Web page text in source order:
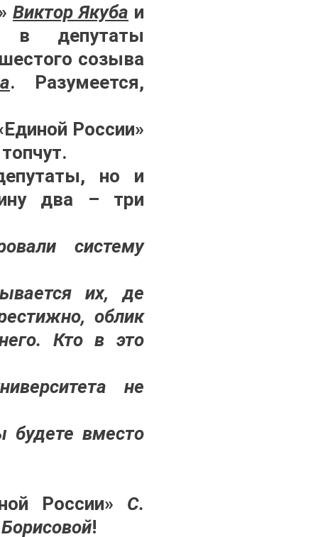
Виктор Якуба и
в депутаты
созыва
. Разумеется,
России»
но и
два – три
систему
их, де
облик
Кто в это
не
будете вместо
России»
С.
!